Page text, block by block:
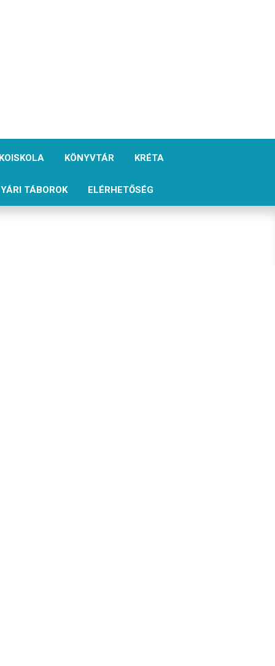
KÖNYVTÁR KRÉTA
TÁBOROK ELÉRHETŐSÉG